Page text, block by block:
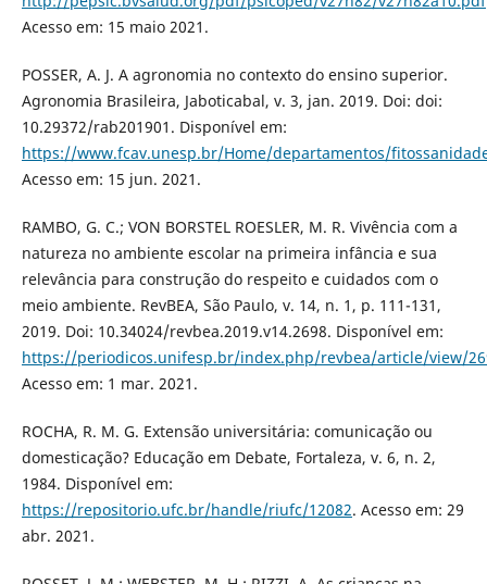
Acesso em: 15 maio 2021.
POSSER, A. J. A agronomia no contexto do ensino superior.
Agronomia Brasileira, Jaboticabal, v. 3, jan. 2019. Doi: doi:
10.29372/rab201901. Disponível em:
https://www.fcav.unesp.br/Home/departamentos/
Acesso em: 15 jun. 2021.
RAMBO, G. C.; VON BORSTEL ROESLER, M. R. Vivência com a
natureza no ambiente escolar na primeira infância e sua
relevância para construção do respeito e cuidados com o
meio ambiente. RevBEA, São Paulo, v. 14, n. 1, p. 111-131,
2019. Doi: 10.34024/revbea.2019.v14.2698. Disponível em:
https://periodicos.unifesp.br/index.php/revbea/article/view/
Acesso em: 1 mar. 2021.
ROCHA, R. M. G. Extensão universitária: comunicação ou
domesticação? Educação em Debate, Fortaleza, v. 6, n. 2,
1984. Disponível em:
https://repositorio.ufc.br/handle/riufc/12082. Acesso em: 29
abr. 2021.